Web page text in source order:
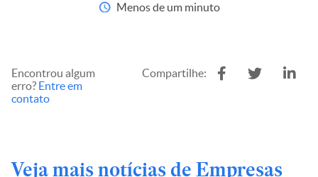
Menos de um minuto
Encontrou algum
erro? Entre em
contato
Compartilhe:
Veja mais notícias de Empresas